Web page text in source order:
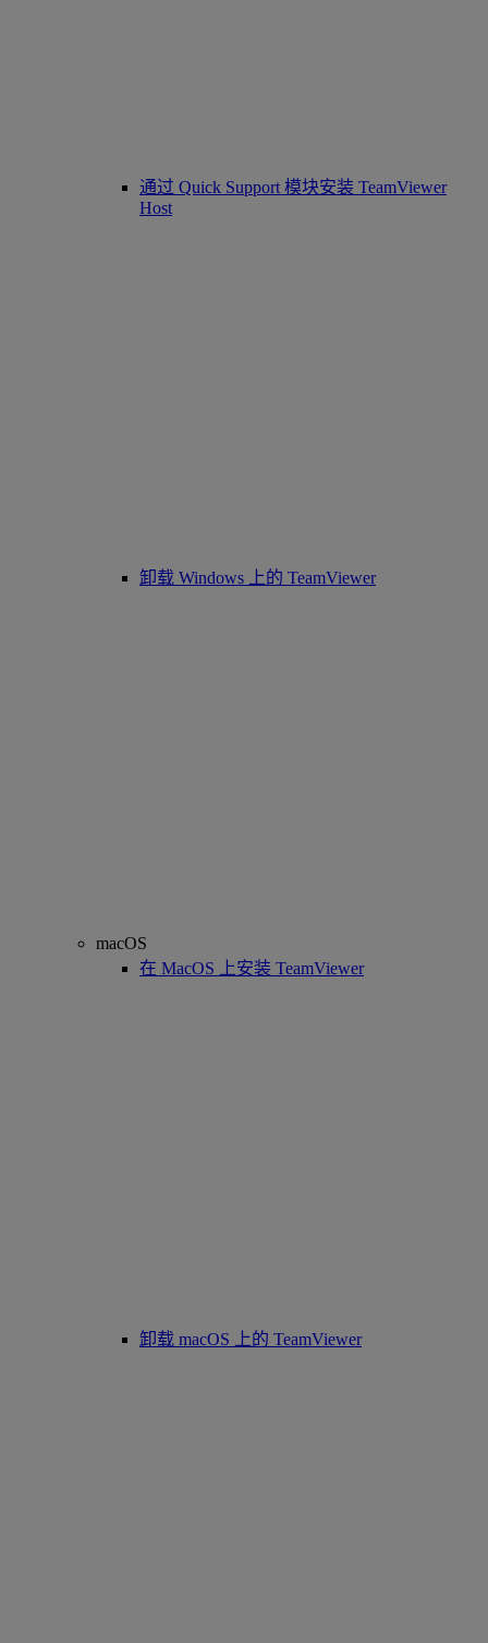
通过 Quick Support 模块安装 TeamViewer
Host
卸载 Windows 上的 TeamViewer
macOS
在 MacOS 上安装 TeamViewer
卸载 macOS 上的 TeamViewer